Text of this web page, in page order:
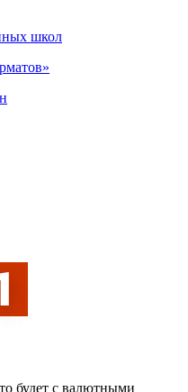
школ
будет с валютными